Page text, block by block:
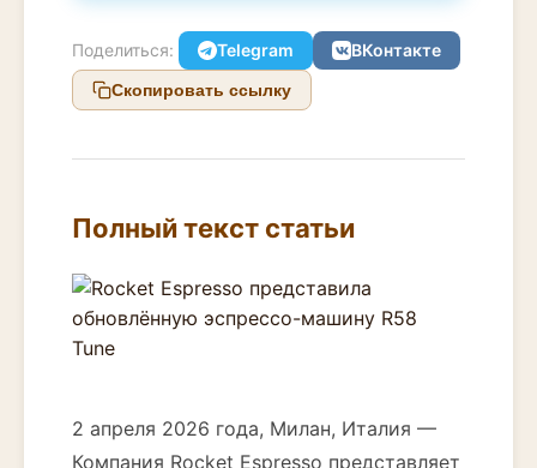
Поделиться: Telegram ВКонтакте
Скопировать ссылку
Полный текст статьи
2 апреля 2026 года, Милан, Италия —
Компания Rocket Espresso представляет